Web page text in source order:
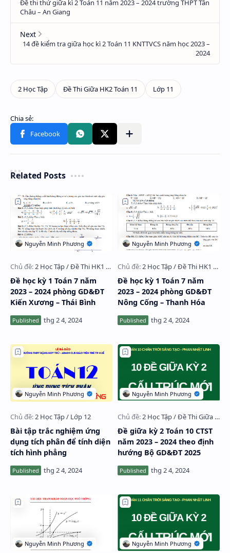
Related Posts
Đề học kỳ 1 Toán 7 năm
2023 – 2024 phòng GD&ĐT
Kiến Xương – Thái Bình
Đề học kỳ 1 Toán 7 năm
2023 – 2024 phòng GD&ĐT
Nông Cống – Thanh Hóa
Bài tập trắc nghiệm ứng
dụng tích phân để tính diện
tích hình phẳng
Đề giữa kỳ 2 Toán 10 CTST
năm 2023 – 2024 theo định
hướng Bộ GD&ĐT 2025